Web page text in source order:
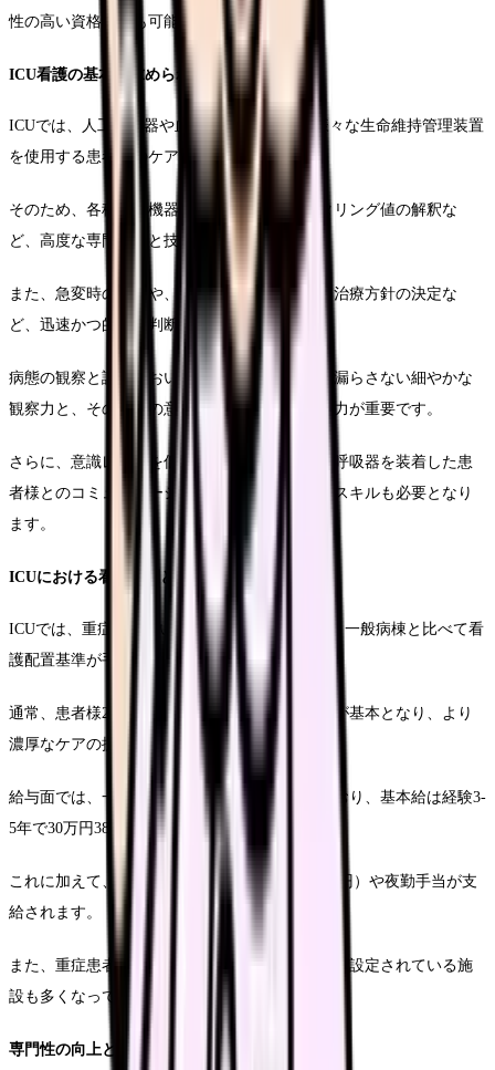
性の高い資格取得も可能です。
ICU看護の基本と求められる能力
ICUでは、人工呼吸器や血液浄化装置など、様々な生命維持管理装置
を使用する患者様のケアを行います。
そのため、各種医療機器の操作や管理、モニタリング値の解釈な
ど、高度な専門知識と技術が必要となります。
また、急変時の対応や、多方面との連携による治療方針の決定な
ど、迅速かつ的確な判断力も求められます。
病態の観察と評価においては、わずかな変化も漏ら​​さない細やかな
観察力と、その変化の意味に正しく対応する能力が重要です。
さらに、意識レベルを低下させた患者様や人工呼吸器を装着した患
者様とのコミュニケーション方法など、特殊なスキルも必要となり
ます。
ICUにおける看護体制と持続
ICUでは、重症度の高い患者様を担当するため、一般病棟と比べて看
護配置基準が手動設定されています。
通常、患者様2名に対して看護師1名という配置が基本となり、より
濃厚なケアの提供が可能となっております。
給与面では、一般病棟より高めの設定となっており、基本給は経験3-
5年で30万円38万円程度です。
これに加えて、ICU手当（単独25,000別途35,000円）や夜勤手当が支
給されます。
また、重症患者様のケアに対する特別勤務手当が設定されている施
設も多くなっております。
専門性の向上とキャリア展望